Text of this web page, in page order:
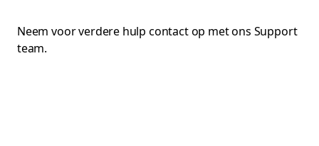
Neem voor verdere hulp contact op met ons Support
team.